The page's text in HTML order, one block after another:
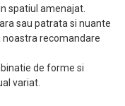
spatiul amenajat.
sau patrata si nuante
recomandare
de forme si
variat.